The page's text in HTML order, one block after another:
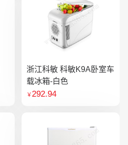
浙江科敏 科敏K9A卧室车
载冰箱-白色
￥292.94